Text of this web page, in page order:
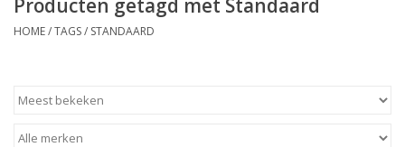
Steps huren of uitproberen
Producten getagd met Standaard
HOME/TAGS/ STANDAARD